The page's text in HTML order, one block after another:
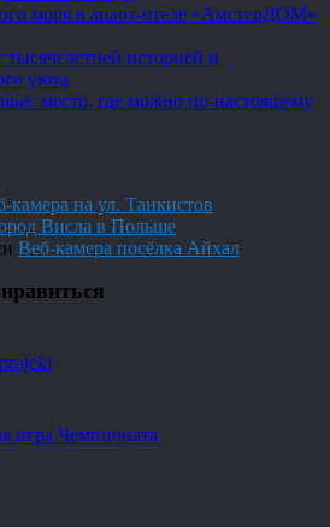
моря в апарт-отеле «АмстерДОМ»
историей и
уюта
место, где можно по-настоящему
камера на ул. Танкистов
Висла в Польше
Веб-камера посёлка Айхал
игра Чемпионата